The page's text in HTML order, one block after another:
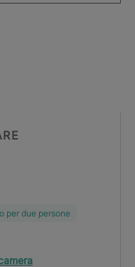
per due persone